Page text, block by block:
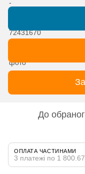
До
ОПЛАТА ЧАСТИНАМИ
3 платежі по 1